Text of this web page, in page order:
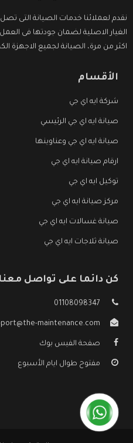
نقدم لعملائنا خدمات الصيانة التى
الغيار الاصلية لضمان جودتها فى
اكثر من مرة، الصيانة لجميع الاجهزة
الأقسام
شركة ايه اي جي
صيانة ايه اي جي الرئيسي
صيانة ايه اي جي وعناوينها
ارقام صيانة ايه اي جي
توكيل ايه اي جي
مركز صيانة ايه اي جي
صيانة غسالات ايه اي جي
صيانة ثلاجات ايه اي جي
كن دائما على تواصل
01108098347
maintenance.com
صفحة الفيس بوك
مفتوح طوال ايام الأسبوع